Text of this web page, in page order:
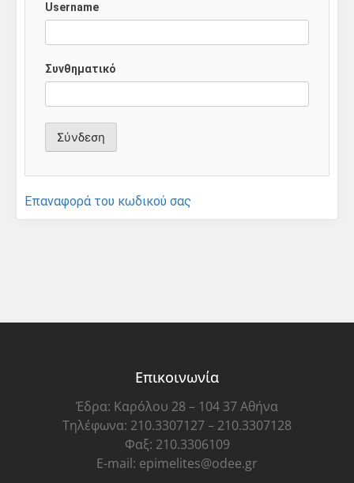
Username
Συνθηματικό
Επαναφορά του κωδικού σας
Επικοινωνία
Έδρα: Καρόλου 28 – 104 37 Αθήνα
Τηλέφωνα: 210.3307127 – 210.3307128
Φαξ: 210.3306109
E-mail: epimelites@odee.gr